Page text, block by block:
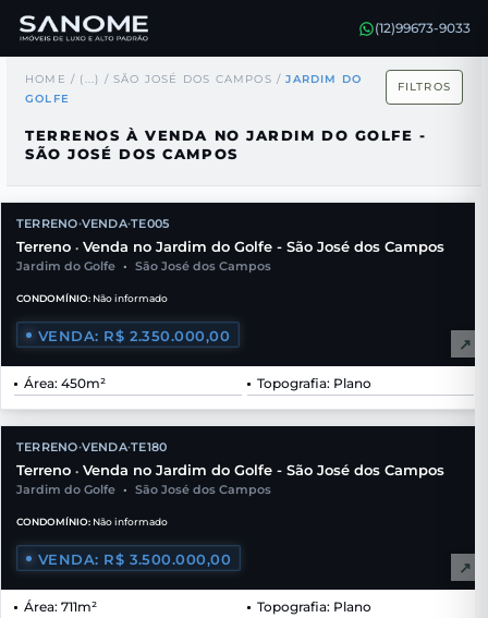
(12)99673-9033
HOME / (...) / SÃO JOSÉ DOS CAMPOS / JARDIM DO
GOLFE
FILTROS
TERRENOS À VENDA NO JARDIM DO GOLFE -
SÃO JOSÉ DOS CAMPOS
TERRENO•VENDA•TE005
Terreno • Venda no Jardim do Golfe - São José dos Campos
Jardim do Golfe • São José dos Campos
CONDOMÍNIO: Não informado
VENDA: R$ 2.350.000,00 ↗
Área: 450m² Topografia: Plano
TERRENO•VENDA•TE180
Terreno • Venda no Jardim do Golfe - São José dos Campos
Jardim do Golfe • São José dos Campos
CONDOMÍNIO: Não informado
VENDA: R$ 3.500.000,00 ↗
Área: 711m² Topografia: Plano